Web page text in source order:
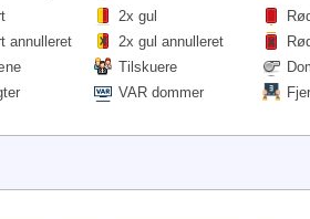
2x gul
annulleret
2x gul annulleret
Tilskuere
VAR dommer